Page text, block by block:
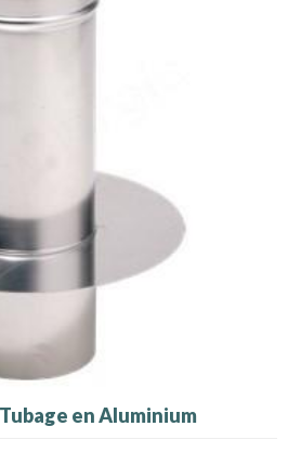
en Aluminium